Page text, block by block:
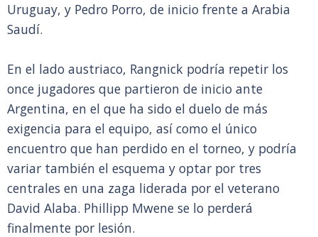
Uruguay, y Pedro Porro, de inicio frente a Arabia
Saudí.
En el lado austriaco, Rangnick podría repetir los
once jugadores que partieron de inicio ante
Argentina, en el que ha sido el duelo de más
exigencia para el equipo, así como el único
encuentro que han perdido en el torneo, y podría
variar también el esquema y optar por tres
centrales en una zaga liderada por el veterano
David Alaba. Phillipp Mwene se lo perderá
finalmente por lesión.